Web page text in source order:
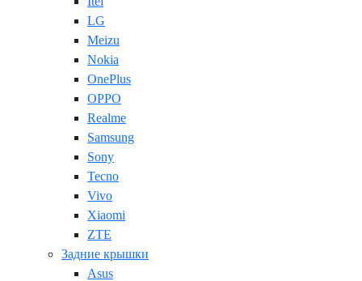
LG
Meizu
Nokia
OnePlus
OPPO
Realme
Samsung
Sony
Tecno
Vivo
Xiaomi
ZTE
Задние крышки
Asus